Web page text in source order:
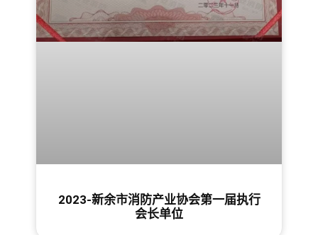
2023-新余市消防产业协会第一届执行
会长单位